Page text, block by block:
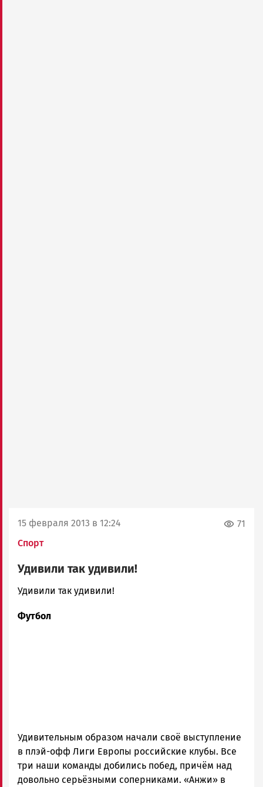
15 февраля 2013 в 12:24
Спорт
71
Удивили так удивили!
admintimur
Петрозаводска
Удивили так удивили!
Футбол
Удивительным образом начали своё выступление
в плэй-офф Лиги Европы российские клубы. Все
три наши команды добились побед, причём над
довольно серьёзными соперниками. «Анжи» в